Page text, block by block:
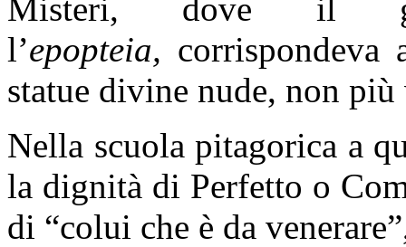
Misteri, dove il
l’epopteia,
statue divine nude, non più
Nella scuola pitagorica a
la dignità di Perfetto o
di “colui che è da